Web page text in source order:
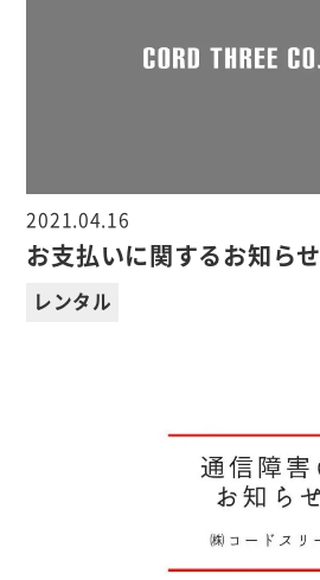
2021.04.16
お支払いに関するお知らせ
レンタル